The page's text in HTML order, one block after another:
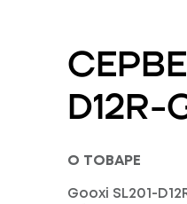
D12R-
О ТОВАРЕ
Gooxi SL201-